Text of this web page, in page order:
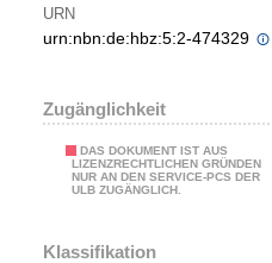
URN
urn:nbn:de:hbz:5:2-474329
Zugänglichkeit
DAS DOKUMENT IST AUS
LIZENZRECHTLICHEN GRÜNDEN
NUR AN DEN SERVICE-PCS DER
ULB ZUGÄNGLICH.
Klassifikation